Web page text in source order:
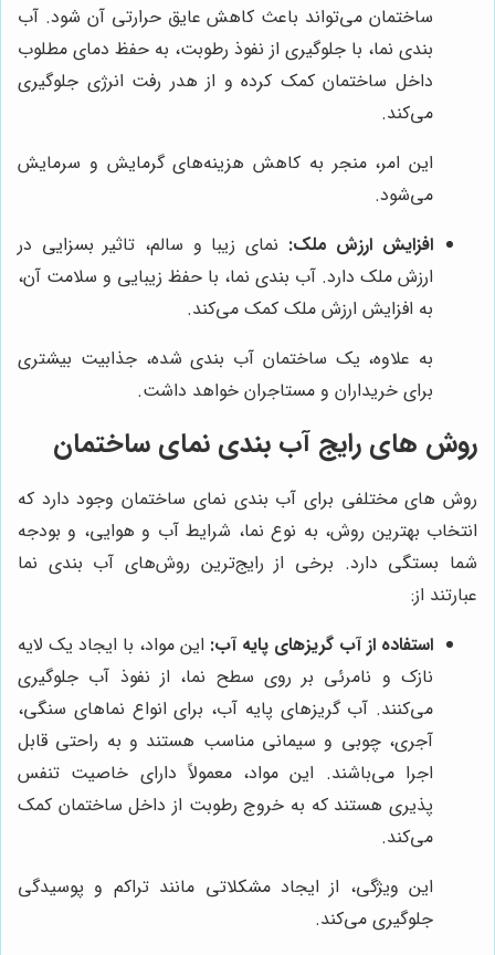
ساختمان می‌تواند باعث کاهش عایق حرارتی آن شود. آب
بندی نما، با جلوگیری از نفوذ رطوبت، به حفظ دمای مطلوب
داخل ساختمان کمک کرده و از هدر رفت انرژی جلوگیری
می‌کند.
این امر، منجر به کاهش هزینه‌های گرمایش و سرمایش
می‌شود.
افزایش ارزش ملک: نمای زیبا و سالم، تاثیر بسزایی در
ارزش ملک دارد. آب بندی نما، با حفظ زیبایی و سلامت آن،
به افزایش ارزش ملک کمک می‌کند.
به علاوه، یک ساختمان آب بندی شده، جذابیت بیشتری
برای خریداران و مستاجران خواهد داشت.
روش های رایج آب بندی نمای ساختمان
روش های مختلفی برای آب بندی نمای ساختمان وجود دارد که
انتخاب بهترین روش، به نوع نما، شرایط آب و هوایی، و بودجه
شما بستگی دارد. برخی از رایج‌ترین روش‌های آب بندی نما
عبارتند از:
استفاده از آب گریزهای پایه آب: این مواد، با ایجاد یک لایه
نازک و نامرئی بر روی سطح نما، از نفوذ آب جلوگیری
می‌کنند. آب گریزهای پایه آب، برای انواع نماهای سنگی،
آجری، چوبی و سیمانی مناسب هستند و به راحتی قابل
اجرا می‌باشند. این مواد، معمولاً دارای خاصیت تنفس
پذیری هستند که به خروج رطوبت از داخل ساختمان کمک
می‌کند.
این ویژگی، از ایجاد مشکلاتی مانند تراکم و پوسیدگی
جلوگیری می‌کند.